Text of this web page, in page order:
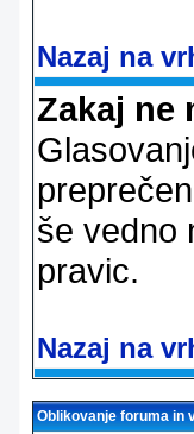
Nazaj na
Zakaj ne
še vedno
pravic.
Nazaj na
Oblikovanje foruma in